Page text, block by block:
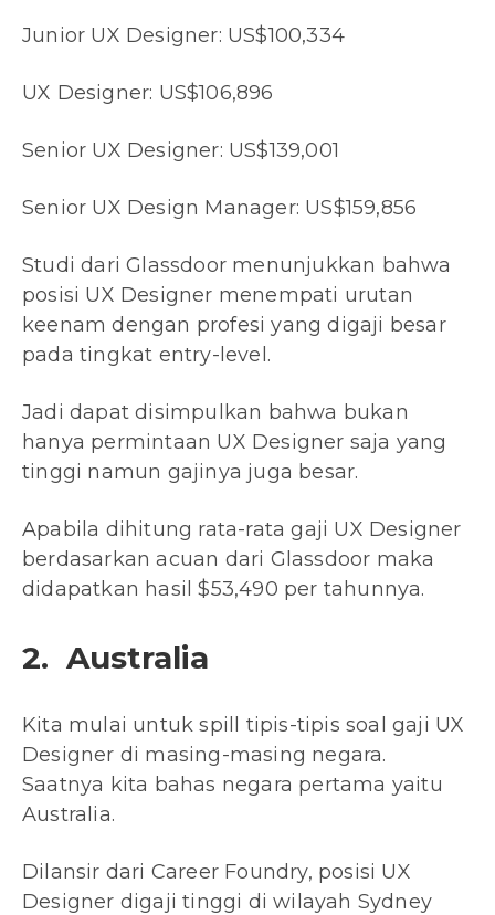
Junior UX Designer: US$100,334
UX Designer: US$106,896
Senior UX Designer: US$139,001
Senior UX Design Manager: US$159,856
Studi dari Glassdoor menunjukkan bahwa
posisi UX Designer menempati urutan
keenam dengan profesi yang digaji besar
pada tingkat entry-level.
Jadi dapat disimpulkan bahwa bukan
hanya permintaan UX Designer saja yang
tinggi namun gajinya juga besar.
Apabila dihitung rata-rata gaji UX Designer
berdasarkan acuan dari Glassdoor maka
didapatkan hasil $53,490 per tahunnya.
2. Australia
Kita mulai untuk spill tipis-tipis soal gaji UX
Designer di masing-masing negara.
Saatnya kita bahas negara pertama yaitu
Australia.
Dilansir dari Career Foundry, posisi UX
Designer digaji tinggi di wilayah Sydney